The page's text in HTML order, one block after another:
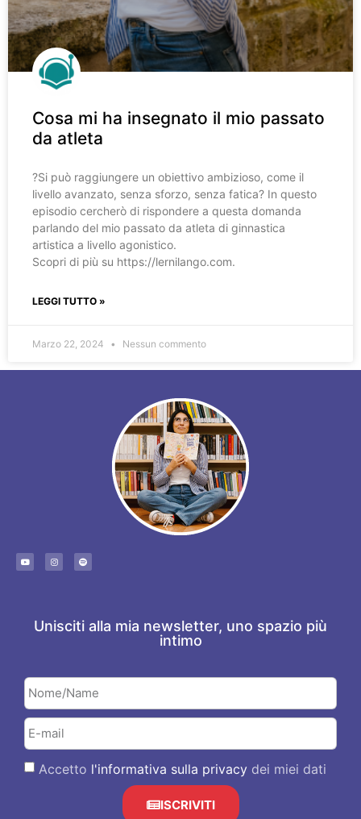
Cosa mi ha insegnato il mio passato
da atleta
?️Si può raggiungere un obiettivo ambizioso, come il
livello avanzato, senza sforzo, senza fatica? In questo
episodio cercherò di rispondere a questa domanda
parlando del mio passato da atleta di ginnastica
artistica a livello agonistico.
Scopri di più su https://lernilango.com.
LEGGI TUTTO »
Marzo 22, 2024 Nessun commento
Unisciti alla mia newsletter, uno spazio più
intimo
Accetto l'informativa sulla privacy dei miei dati
ISCRIVITI